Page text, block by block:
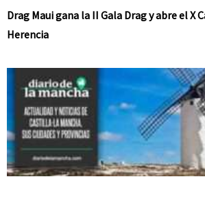
Drag Maui gana la II Gala Drag y abre el X
Herencia